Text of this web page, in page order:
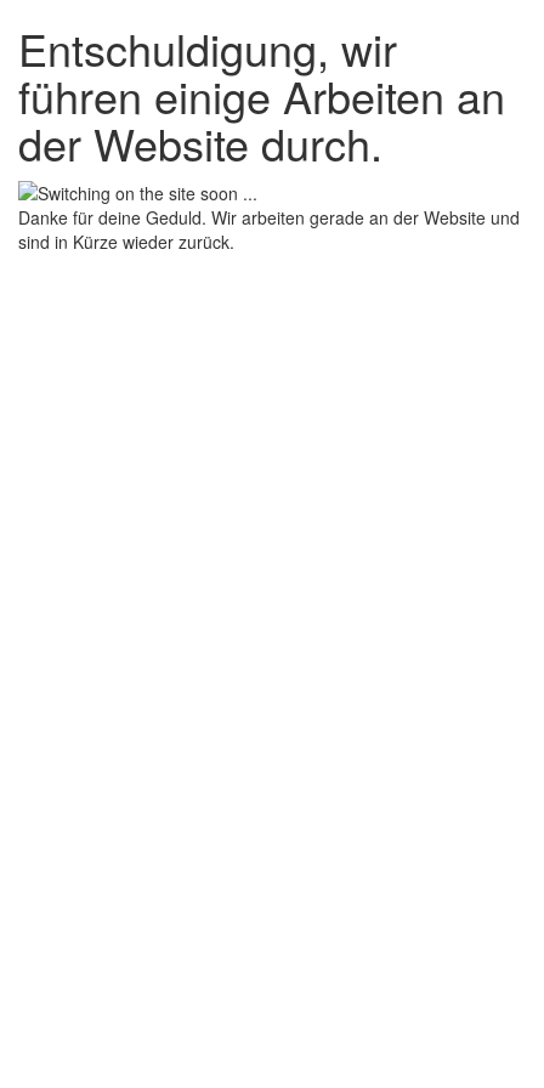
Entschuldigung, wir
führen einige Arbeiten an
der Website durch.
Danke für deine Geduld. Wir arbeiten gerade an der Website und
sind in Kürze wieder zurück.